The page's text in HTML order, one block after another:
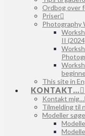
Ordbog over
Priser
Photography
II
This site in
KONTAKT…
Kontakt mig…
Tilmelding til
Modeller